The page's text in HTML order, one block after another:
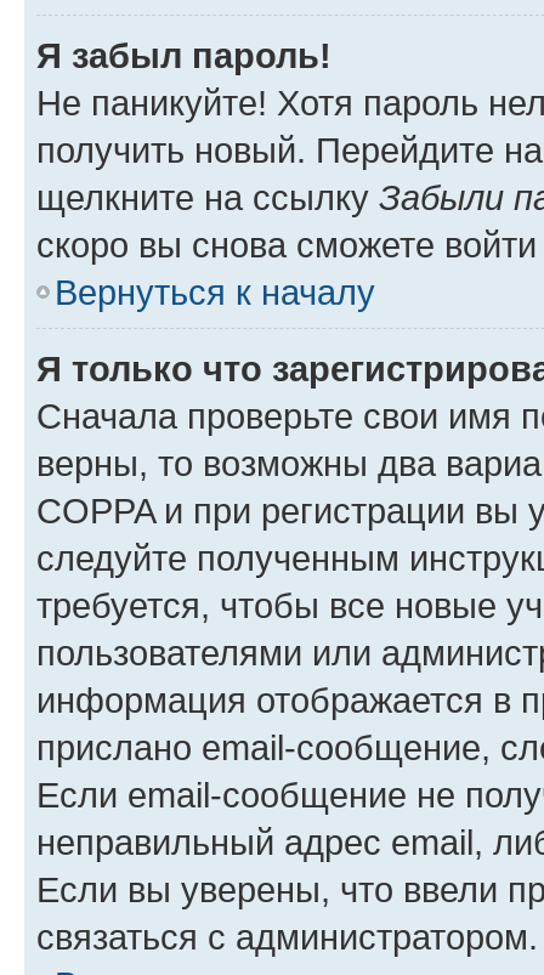
Я забыл пароль!
Не паникуйте! Хотя пароль
получить новый. Перейдите
щелкните на ссылку Забыли
скоро вы снова сможете
Вернуться к началу
Я только что
Сначала проверьте свои имя
верны, то возможны два
COPPA и при регистрации вы
следуйте полученным
требуется, чтобы все новые
пользователями или
информация отображается в
прислано email-сообщение,
Если email-сообщение не
неправильный адрес email,
Если вы уверены, что ввели
связаться с администратором.